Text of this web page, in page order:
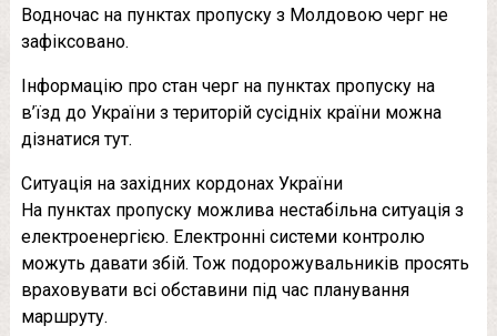
Водночас на пунктах пропуску з Молдовою черг не
зафіксовано.
Інформацію про стан черг на пунктах пропуску на
в’їзд до України з територій сусідніх країни можна
дізнатися тут.
Ситуація на західних кордонах України
На пунктах пропуску можлива нестабільна ситуація з
електроенергією. Електронні системи контролю
можуть давати збій. Тож подорожувальників просять
враховувати всі обставини під час планування
маршруту.